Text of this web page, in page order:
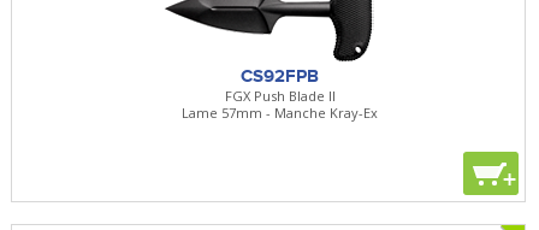
CS92FPB
FGX Push Blade II
Lame 57mm - Manche Kray-Ex
+